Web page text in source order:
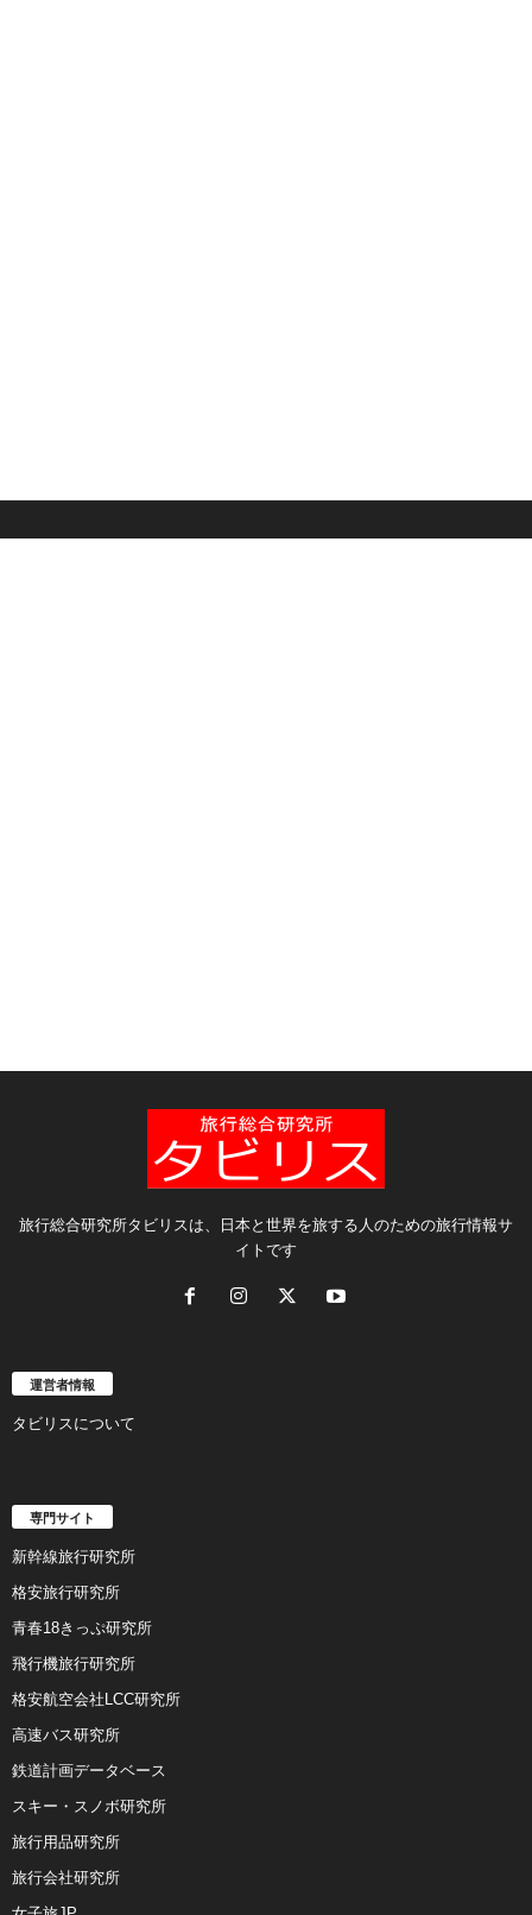
旅行総合研究所タビリスは、日本と世界を旅する人のための旅行情報サ
イトです
運営者情報
タビリスについて
専門サイト
新幹線旅行研究所
格安旅行研究所
青春18きっぷ研究所
飛行機旅行研究所
格安航空会社LCC研究所
高速バス研究所
鉄道計画データベース
スキー・スノボ研究所
旅行用品研究所
旅行会社研究所